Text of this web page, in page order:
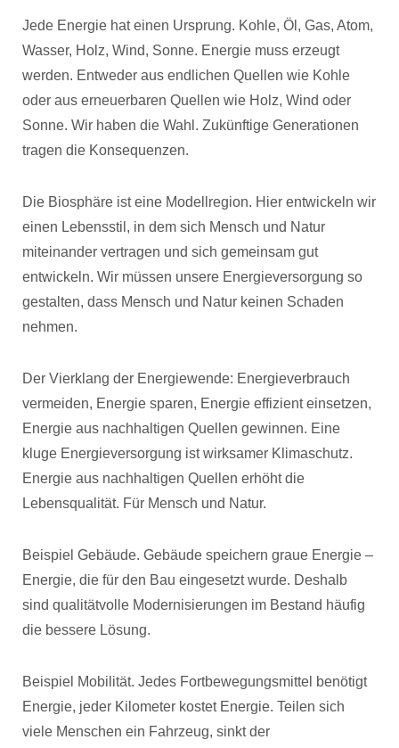
Jede Energie hat einen Ursprung. Kohle, Öl, Gas, Atom,
Wasser, Holz, Wind, Sonne. Energie muss erzeugt
werden. Entweder aus endlichen Quellen wie Kohle
oder aus erneuerbaren Quellen wie Holz, Wind oder
Sonne. Wir haben die Wahl. Zukünftige Generationen
tragen die Konsequenzen.
Die Biosphäre ist eine Modellregion. Hier entwickeln wir
einen Lebensstil, in dem sich Mensch und Natur
miteinander vertragen und sich gemeinsam gut
entwickeln. Wir müssen unsere Energieversorgung so
gestalten, dass Mensch und Natur keinen Schaden
nehmen.
Der Vierklang der Energiewende: Energieverbrauch
vermeiden, Energie sparen, Energie effizient einsetzen,
Energie aus nachhaltigen Quellen gewinnen. Eine
kluge Energieversorgung ist wirksamer Klimaschutz.
Energie aus nachhaltigen Quellen erhöht die
Lebensqualität. Für Mensch und Natur.
Beispiel Gebäude. Gebäude speichern graue Energie –
Energie, die für den Bau eingesetzt wurde. Deshalb
sind qualitätvolle Modernisierungen im Bestand häufig
die bessere Lösung.
Beispiel Mobilität. Jedes Fortbewegungsmittel benötigt
Energie, jeder Kilometer kostet Energie. Teilen sich
viele Menschen ein Fahrzeug, sinkt der